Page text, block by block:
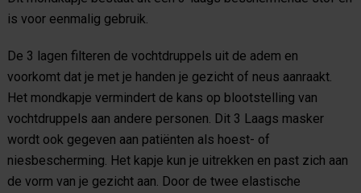
is voor eenmalig gebruik.
De 3 lagen filteren de vochtdruppels uit de adem en
voorkomt dat je met je handen je gezicht of neus aanraakt.
Het mondkapje vermindert de kans op blootstelling van
vochtdruppels aan andere personen. Dit 3 Laags masker
wordt ook gegeven aan patiënten als hoest- of
niesbescherming. Het kapje kun je uitrekken en past zich aan
de vorm van je gezicht aan. Door de twee elastische